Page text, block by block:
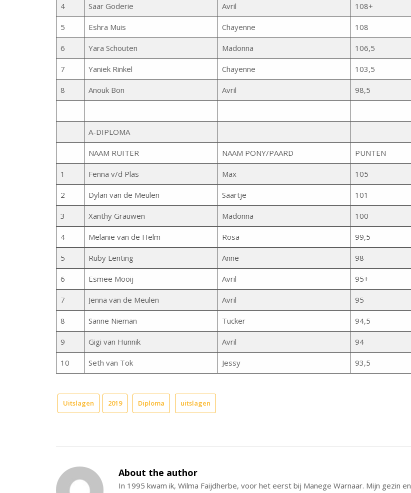
4 Saar Goderie Avril 108+
5 Eshra Muis Chayenne 108
6 Yara Schouten Madonna 106,5
7 Yaniek Rinkel Chayenne 103,5
8 Anouk Bon Avril 98,5
A-DIPLOMA
NAAM RUITER NAAM PONY/PAARD PUNTEN
1 Fenna v/d Plas Max 105
2 Dylan van de Meulen Saartje 101
3 Xanthy Grauwen Madonna 100
4 Melanie van de Helm Rosa 99,5
5 Ruby Lenting Anne 98
6 Esmee Mooij Avril 95+
7 Jenna van de Meulen Avril 95
8 Sanne Nieman Tucker 94,5
9 Gigi van Hunnik Avril 94
10 Seth van Tok Jessy 93,5
Uitslagen 2019 Diploma uitslagen
About the author
In 1995 kwam ik, Wilma Faijdherbe, voor het eerst bij Manege Warnaar. Mijn gezin en